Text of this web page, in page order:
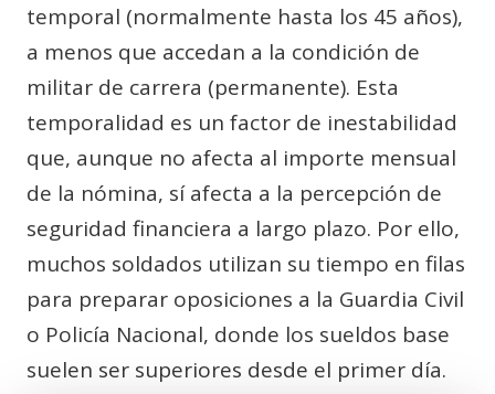
temporal (normalmente hasta los 45 años),
a menos que accedan a la condición de
militar de carrera (permanente). Esta
temporalidad es un factor de inestabilidad
que, aunque no afecta al importe mensual
de la nómina, sí afecta a la percepción de
seguridad financiera a largo plazo. Por ello,
muchos soldados utilizan su tiempo en filas
para preparar oposiciones a la Guardia Civil
o Policía Nacional, donde los sueldos base
suelen ser superiores desde el primer día.